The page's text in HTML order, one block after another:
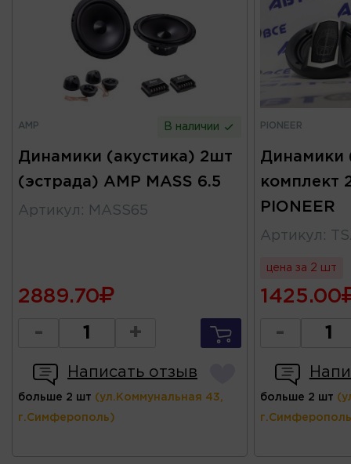
AMP В наличии
Динамики (акустика) 2шт
(эстрада) AMP MASS 6.5
Артикул : MASS65
2889.70
- +
Написать отзыв
больше 2 шт (ул.Коммунальная 43,
г.Симферополь)
PIONEER
Динамики
комплект
PIONEER
Артикул :
цена за 2 шт
1425.00
-
больше 2 шт